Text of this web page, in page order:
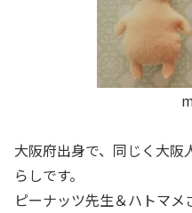
大阪府出身で、同じく大
らしです。
ピーナッツ先生＆ハトマ